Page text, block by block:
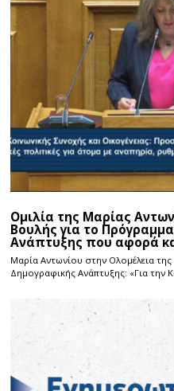
Ομιλία της Μαρίας
Βουλής για το
Ανάπτυξης που αφορά
Μαρία Αντωνίου στην Ολομέλεια
Δημογραφικής Ανάπτυξης: «Για την